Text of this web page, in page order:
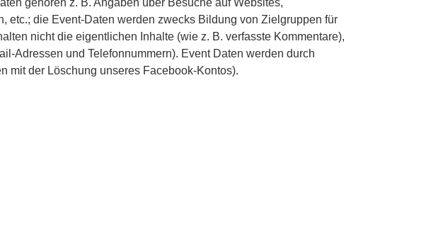
gehören z. B. Angaben über Besuche auf Websites,
etc.; die Event-Daten werden zwecks Bildung von Zielgruppen für
nicht die eigentlichen Inhalte (wie z. B. verfasste Kommentare),
Adressen und Telefonnummern). Event Daten werden durch
mit der Löschung unseres Facebook-Kontos).